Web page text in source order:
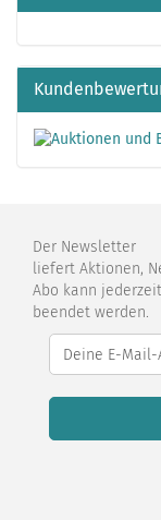
Der Newsletter
liefert Aktionen,
Abo kann
beendet werden.